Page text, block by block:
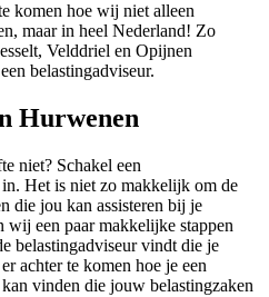
komen hoe wij niet alleen
maar in heel Nederland! Zo
Velddriel en Opijnen
belastingadviseur.
Hurwenen
niet? Schakel een
Het is niet zo makkelijk om de
die jou kan assisteren bij je
wij een paar makkelijke stappen
belastingadviseur vindt die je
achter te komen hoe je een
vinden die jouw belastingzaken